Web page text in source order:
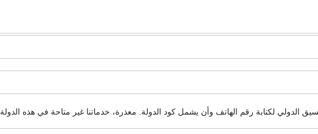
الدولي لكتابة رقم الهاتف وأن يشمل كود الدولة. معذرة، خدماتنا غير متاحة في هذه الدولة